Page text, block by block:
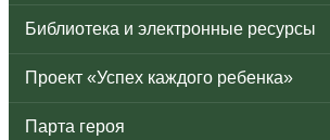
Библиотека и электронные ресурсы
Проект «Успех каждого ребенка»
Парта героя